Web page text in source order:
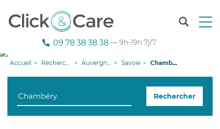
T
n
g
09 78 38 38 38 — 9h-19h 7j/7
Accueil Recherche aide à domicile Auvergne-Rhône-Alpes Savoie Chambéry
Rechercher